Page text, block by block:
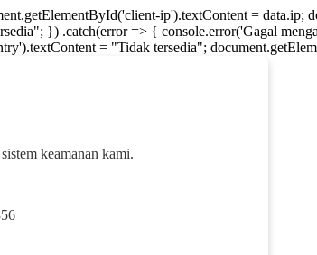
ip').textContent =
}) .catch(error => { console.error('Gagal
= "Tidak tersedia";
keamanan kami.